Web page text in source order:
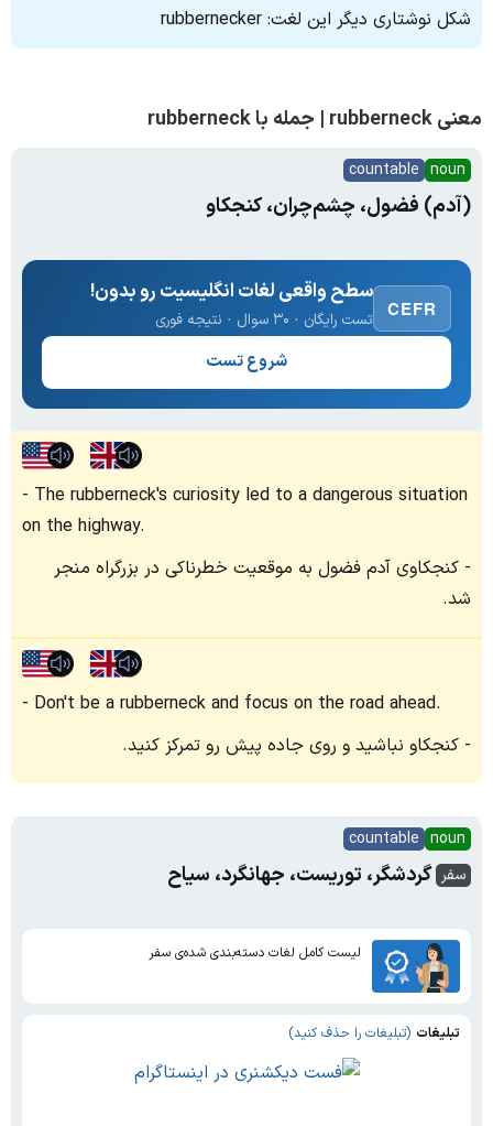
شکل نوشتاری دیگر این لغت: rubbernecker
معنی rubberneck | جمله با rubberneck
noun
countable
(آدم) فضول، چشم‌چران، کنجکاو
CEFR
سطح واقعی لغات انگلیسیت رو بدون!
تست رایگان · ۳۰ سوال · نتیجه فوری
شروع تست
The rubberneck's curiosity led to a dangerous situation
on the highway.
کنجکاوی آدم فضول به موقعیت خطرناکی در بزرگراه منجر
شد.
Don't be a rubberneck and focus on the road ahead.
کنجکاو نباشید و روی جاده پیش رو تمرکز کنید.
noun
countable
سفر گردشگر، توریست، جهانگرد، سیاح
لیست کامل لغات دسته‌بندی شده‌ی سفر
تبلیغات (تبلیغات را حذف کنید)